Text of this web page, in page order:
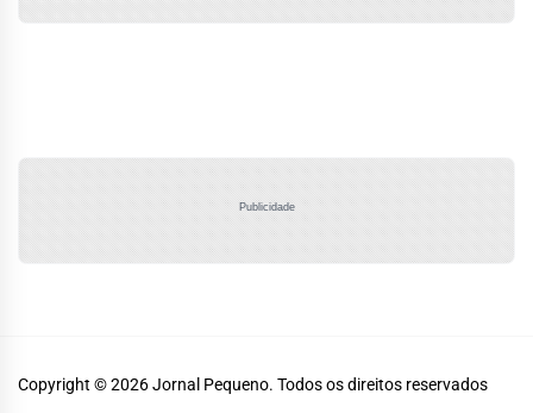
Publicidade
Copyright © 2026Jornal Pequeno. Todos os direitos reservados